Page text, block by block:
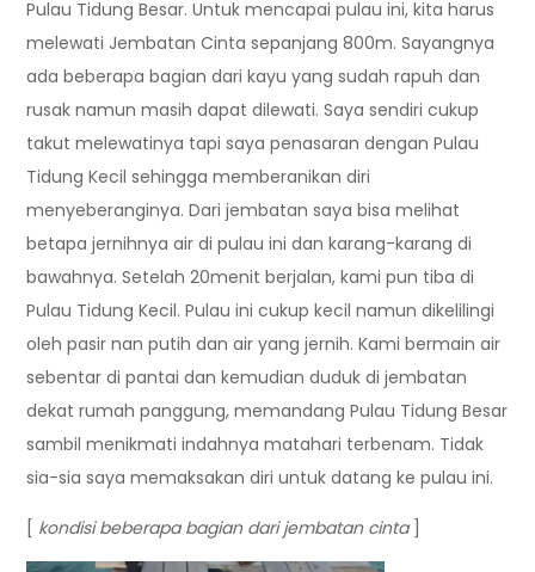
Pulau Tidung Besar. Untuk mencapai pulau ini, kita harus
melewati Jembatan Cinta sepanjang 800m. Sayangnya
ada beberapa bagian dari kayu yang sudah rapuh dan
rusak namun masih dapat dilewati. Saya sendiri cukup
takut melewatinya tapi saya penasaran dengan Pulau
Tidung Kecil sehingga memberanikan diri
menyeberanginya. Dari jembatan saya bisa melihat
betapa jernihnya air di pulau ini dan karang-karang di
bawahnya. Setelah 20menit berjalan, kami pun tiba di
Pulau Tidung Kecil. Pulau ini cukup kecil namun dikelilingi
oleh pasir nan putih dan air yang jernih. Kami bermain air
sebentar di pantai dan kemudian duduk di jembatan
dekat rumah panggung, memandang Pulau Tidung Besar
sambil menikmati indahnya matahari terbenam. Tidak
sia-sia saya memaksakan diri untuk datang ke pulau ini.
[ kondisi beberapa bagian dari jembatan cinta]